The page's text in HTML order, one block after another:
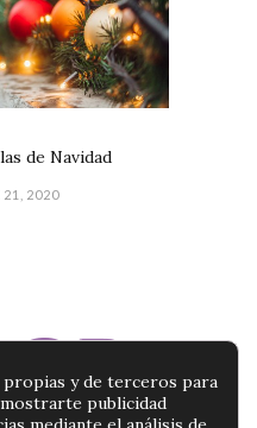
de Navidad
21, 2020
y de terceros para
publicidad